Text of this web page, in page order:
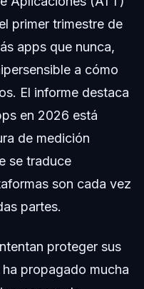
primer trimestre de
apps que nunca,
a cómo
El informe destaca
en 2026 está
de medición
se traduce
son cada vez
partes.
proteger sus
propagado mucha